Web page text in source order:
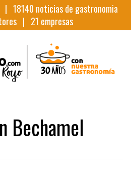
| 18140 noticias de gastronomia
| 21 empresas
Bechamel